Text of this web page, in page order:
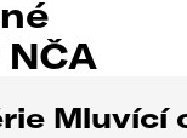
Mluvící